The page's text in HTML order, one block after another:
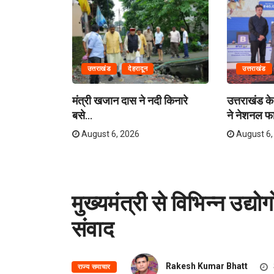
उत्तराखंड देहरादून
मंत्री खजान दास ने नदी किनारे
बसे...
August 6, 2026
उत्तराखंड
उत्तराखंड के
ने नेशनल
August
मुख्यमंत्री से विभिन्न
संवाद
राज्य समाचार Rakesh Kumar Bhatt